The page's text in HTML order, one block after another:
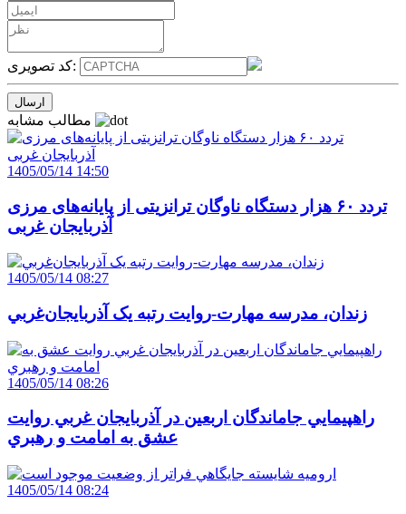
کد تصویری:
1405/05/14 14:50
تردد ۶۰ هزار دستگاه ناوگان ترانزیتی از پایانه‌های مرزی
آذربایجان ‌غربی
1405/05/14 08:27
زندان، مدرسه مهارت-روايت رتبه يک آذربايجان‌غربي
1405/05/14 08:26
راهپيمايي جاماندگان اربعين در آذربايجان غربي روايت
عشق به امامت و رهبري
1405/05/14 08:24